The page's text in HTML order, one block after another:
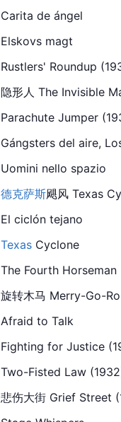
Carita de ángel
Elskovs magt
Rustlers' Roundup
隐形人 The Invisible
Parachute Jumper
Gángsters del aire,
Uomini nello spazio
德克萨斯飓风 Texas
El ciclón tejano
Texas Cyclone
The Fourth
旋转木马 Merry-Go-
Afraid to Talk
Fighting for Justice
Two-Fisted Law
悲伤大街 Grief Street